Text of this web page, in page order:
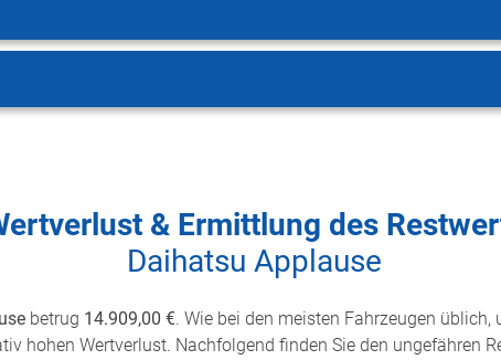
& Ermittlung des
Daihatsu Applause
betrug 14.909,00 €. Wie bei den meisten Fahrzeugen üblich,
hohen Wertverlust. Nachfolgend finden Sie den ungefähren